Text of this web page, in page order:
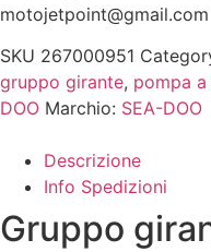
motojetpoint@gmail.com
SKU 267000951
gruppo girante, pompa
DOO Marchio: SEA-DOO
Descrizione
Info Spedizioni
Gruppo